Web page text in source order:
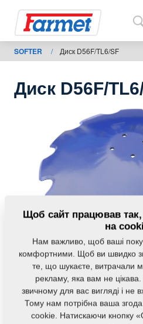
Назад
на
Магазин
машини
Завантаження
SOFTER / Диск D56F/TL6/SF
Диск D56F/
Код продукту: 3006559
Щоб сайт працював так,
на
Нам важливо, щоб ваші
комфортними. Щоб ви швидко
те, що шукаєте, витрачали
рекламу, яка вам не
звичному для вас вигляді і не
Тому нам потрібна ваша
cookie. Натискаючи кнопку